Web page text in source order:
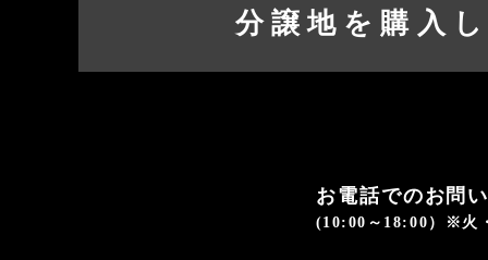
分譲地を購入
お電話でのお問
(10:00～18:00）※火